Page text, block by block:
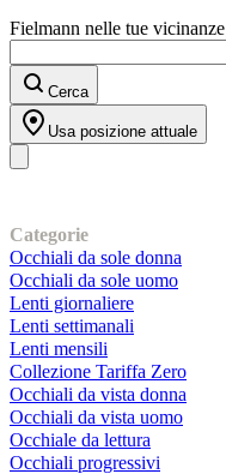
Fielmann nelle tue vicinanze
Cerca
Usa posizione attuale
Categorie
Occhiali da sole donna
Occhiali da sole uomo
Lenti giornaliere
Lenti settimanali
Lenti mensili
Collezione Tariffa Zero
Occhiali da vista donna
Occhiali da vista uomo
Occhiale da lettura
Occhiali progressivi